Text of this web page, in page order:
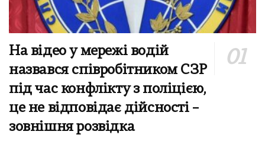
На відео у мережі водій
назвався співробітником СЗР
під час конфлікту з поліцією,
це не відповідає дійсності –
зовнішня розвідка